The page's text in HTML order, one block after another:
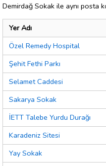
Demirdağ Sokak ile aynı posta
Yer Adı
Özel Remedy Hospital
Şehit Fethi Parkı
Selamet Caddesi
Sakarya Sokak
İETT Talebe Yurdu Durağı
Karadeniz Sitesi
Yay Sokak